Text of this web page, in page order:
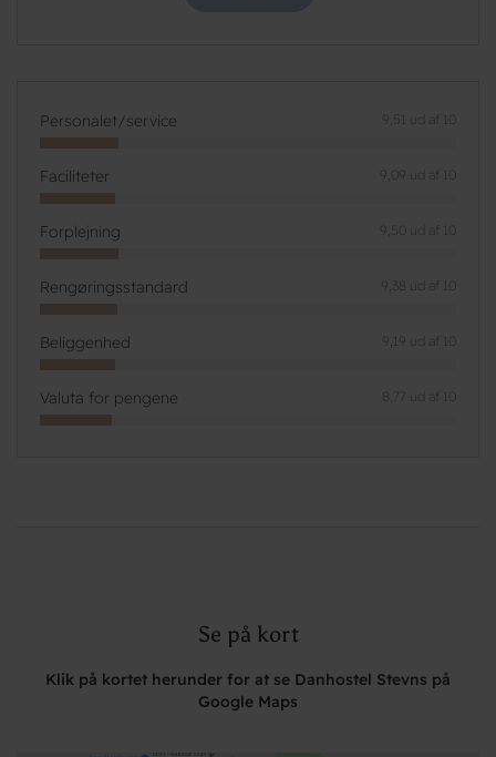
Personalet/service 9,51 ud af 10
Faciliteter 9,09 ud af 10
Forplejning 9,50 ud af 10
Rengøringsstandard 9,38 ud af 10
Beliggenhed 9,19 ud af 10
Valuta for pengene 8,77 ud af 10
Se på kort
Klik på kortet herunder for at se Danhostel Stevns på
Google Maps